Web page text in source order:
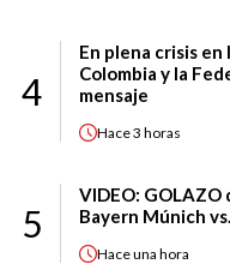
4
En plena crisis
Colombia y la
mensaje
Hace3 horas
5
VIDEO: GOLAZO
Bayern Múnich
Haceuna hora